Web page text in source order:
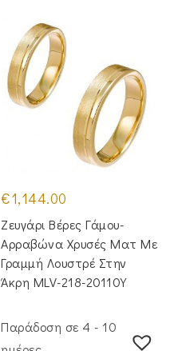
€1,144.00
Ζευγάρι Βέρες Γάμου-
Αρραβώνα Χρυσές Ματ Με
Γραμμή Λουστρέ Στην
Άκρη MLV-218-20110Y
Παράδοση σε 4 - 10